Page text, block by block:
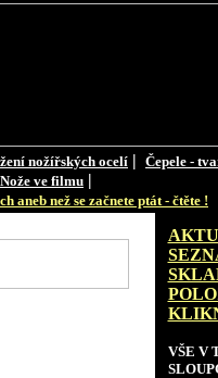
nožířských ocelí | Čepele -
Nože ve filmu |
aneb než se začnete ptát - čtěte !
VŠE V